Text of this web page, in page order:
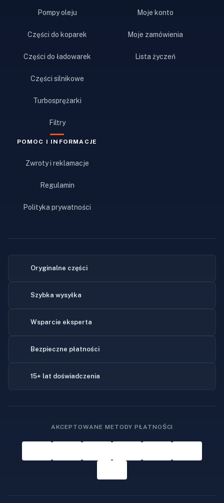
Pompy oleju
Części do koparek
Części do ładowarek
Części silnikowe
Turbosprężarki
Filtry
Moje konto
Moje zamówienia
Lista życzeń
POMOC I INFORMACJE
Zwroty i reklamacje
Regulamin
Polityka prywatności
Oryginalne części
Szybka wysyłka
Wsparcie eksperta
Bezpieczne płatności
15+ lat doświadczenia
AKCEPTOWANE METODY PŁATNOŚCI